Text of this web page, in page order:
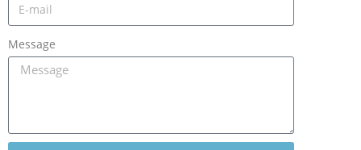
Message